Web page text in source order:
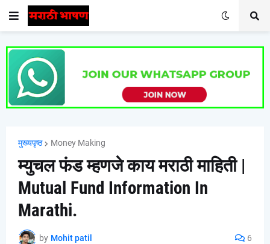
मुख्यपृष्ठ Money Making
म्युचल फंड म्हणजे काय मराठी माहिती |
Mutual Fund Information In
Marathi.
by Mohit patil 6